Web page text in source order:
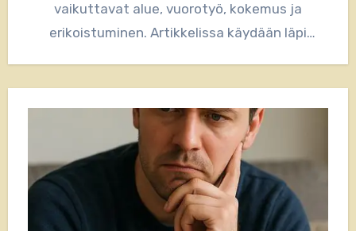
vaikuttavat alue, vuorotyö, kokemus ja
erikoistuminen. Artikkelissa käydään läpi